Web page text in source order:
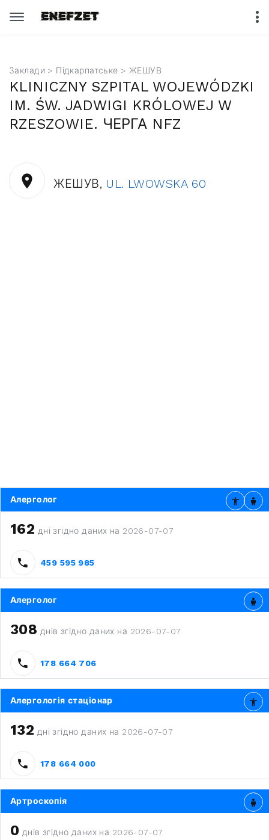
Заклади > Підкарпатське > ЖЕШУВ
KLINICZNY SZPITAL WOJEWÓDZKI
IM. ŚW. JADWIGI KRÓLOWEJ W
RZESZOWIE. ЧЕРГА NFZ
ЖЕШУВ, UL. LWOWSKA 60
Алерголог
162 дні згідно даних на 2026-07-07
459 595 985
Алерголог
308 днів згідно даних на 2026-07-07
178 664 706
Алергологія стаціонар
132 дні згідно даних на 2026-07-07
178 664 000
Артроскопія
0 днів згідно даних на 2026-07-07